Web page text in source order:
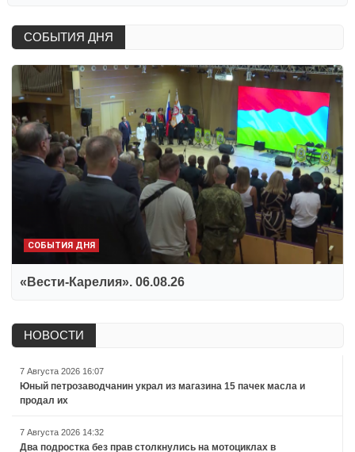
СОБЫТИЯ ДНЯ
СОБЫТИЯ ДНЯ
«Вести-Карелия». 06.08.26
НОВОСТИ
7 Августа 2026 16:07
Юный петрозаводчанин украл из магазина 15 пачек масла и
продал их
7 Августа 2026 14:32
Два подростка без прав столкнулись на мотоциклах в